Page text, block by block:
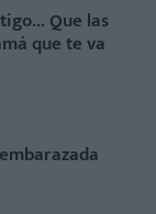
Que las
que te va